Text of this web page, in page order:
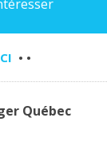
• •
Québec